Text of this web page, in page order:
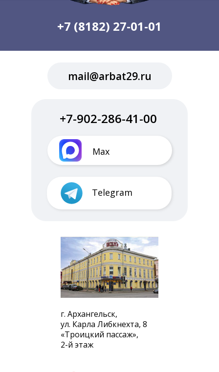
mail@arbat29.ru
+7 (8182) 27-01-01
Max
+7-902-286-41-00
Telegram
г. Архангельск,
ул. Карла Либкнехта, 8
«Троицкий пассаж»,
2-й этаж